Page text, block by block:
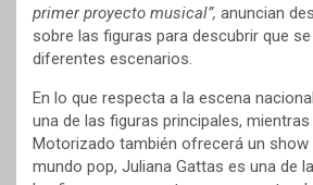
primer proyecto musical”, anuncian
sobre las figuras para descubrir que
diferentes escenarios.
En lo que respecta a la escena
una de las figuras principales,
Motorizado también ofrecerá un show
mundo pop, Juliana Gattas es una de